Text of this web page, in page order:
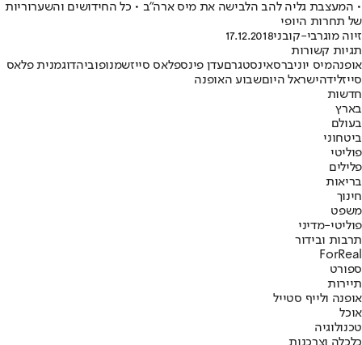
• המעצבת גליה להב הלבישה את מיס ארה"ב • כל החידושים והשערוריות
של תחרות היופי
זיוה מוגרבי-קובני17.12.2018
תגיות קשורות
אופנהמיס יוניברסאינסטגרםעדן פינספלאס סייזשמנופוביהדוגמנית פלאס
סייזלידהישראל היוםשבוע האופנה
חדשות
בארץ
בעולם
ביטחוני
פוליטי
פלילים
בריאות
חינוך
משפט
פוליטי-מדיני
תרבות ובידור
ForReal
ספורט
תיירות
אופנה ולייף סטייל
אוכל
טכנולוגיה